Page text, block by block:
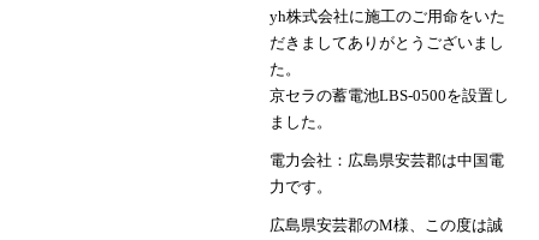
yh株式会社に施工のご用命をいた
だきましてありがとうございまし
た。
京セラの蓄電池LBS-0500を設置し
ました。
電力会社：広島県安芸郡は中国電
力です。
広島県安芸郡のM様、この度は誠